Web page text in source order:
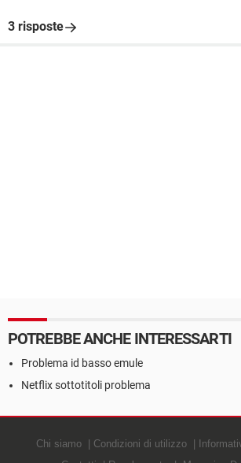
3 risposte
POTREBBE ANCHE INTERESSARTI
Problema id basso emule
Netflix sottotitoli problema
Chi siamo Condizioni di utilizzo